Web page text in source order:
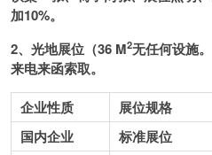
加10%。
2、光地展位（36 M2无任何设施
来电来函索取。
企业性质
展位规格
国内企业
标准展位